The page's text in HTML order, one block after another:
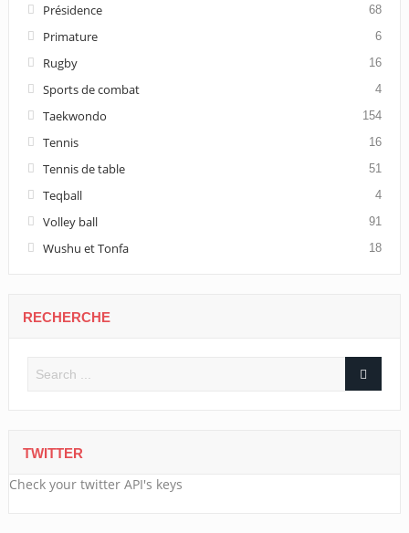
Présidence 68
Primature 6
Rugby 16
Sports de combat 4
Taekwondo 154
Tennis 16
Tennis de table 51
Teqball 4
Volley ball 91
Wushu et Tonfa 18
RECHERCHE
TWITTER
Check your twitter API's keys